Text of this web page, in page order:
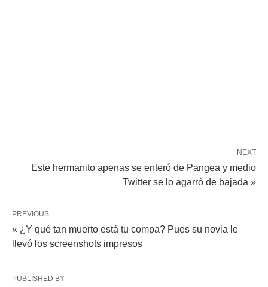
NEXT
Este hermanito apenas se enteró de Pangea y medio
Twitter se lo agarró de bajada »
PREVIOUS
« ¿Y qué tan muerto está tu compa? Pues su novia le
llevó los screenshots impresos
PUBLISHED BY